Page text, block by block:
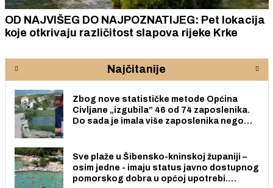
OD NAJVIŠEG DO NAJPOZNATIJEG: Pet lokacija
koje otkrivaju različitost slapova rijeke Krke
Najčitanije
Zbog nove statističke metode Općina
Civljane „izgubila” 46 od 74 zaposlenika.
Do sada je imala više zaposlenika nego
Sve plaže u Šibensko-kninskoj županiji –
osim jedne - imaju status javno dostupnog
pomorskog dobra u općoj upotrebi.